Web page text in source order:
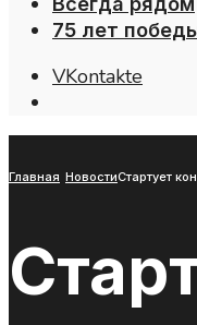
75 лет
VKontakte
Главная НовостиСтартует